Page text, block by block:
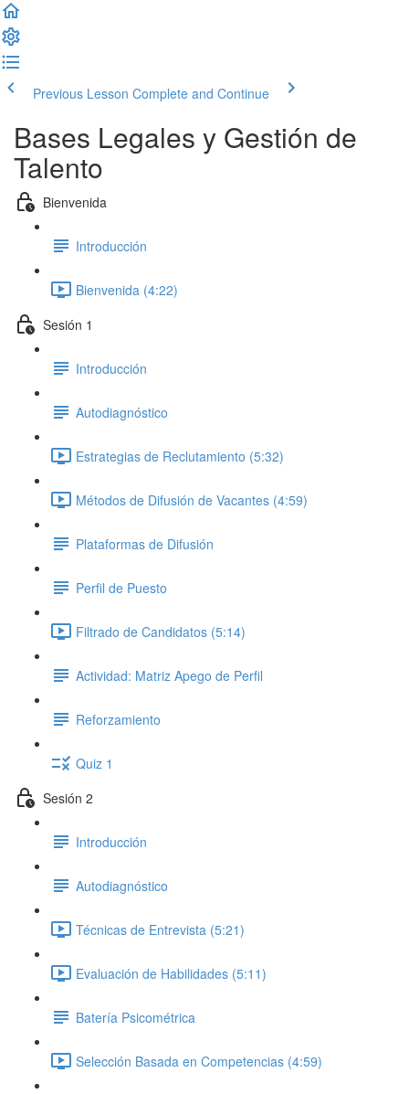
Previous Lesson Complete and Continue
Bases Legales y Gestión de
Talento
Bienvenida
Introducción
Bienvenida (4:22)
Sesión 1
Introducción
Autodiagnóstico
Estrategias de Reclutamiento (5:32)
Métodos de Difusión de Vacantes (4:59)
Plataformas de Difusión
Perfil de Puesto
Filtrado de Candidatos (5:14)
Actividad: Matriz Apego de Perfil
Reforzamiento
Quiz 1
Sesión 2
Introducción
Autodiagnóstico
Técnicas de Entrevista (5:21)
Evaluación de Habilidades (5:11)
Batería Psicométrica
Selección Basada en Competencias (4:59)